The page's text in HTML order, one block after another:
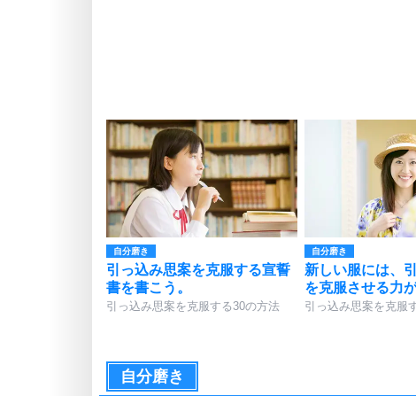
自分磨き
引っ込み思案を克服する宣誓
書を書こう。
引っ込み思案を克服する30の方法
自分磨き
新しい服には、
を克服させる力が
引っ込み思案を克服
自分磨き